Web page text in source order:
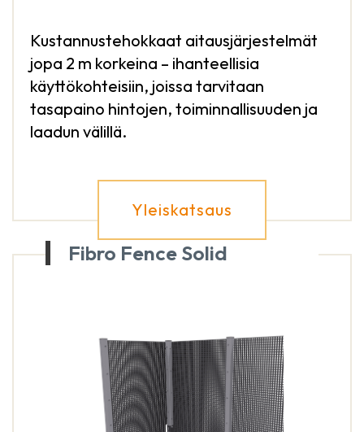
Kustannustehokkaat aitausjärjestelmät
jopa 2 m korkeina – ihanteellisia
käyttökohteisiin, joissa tarvitaan
tasapaino hintojen, toiminnallisuuden ja
laadun välillä.
Yleiskatsaus
Fibro Fence Solid